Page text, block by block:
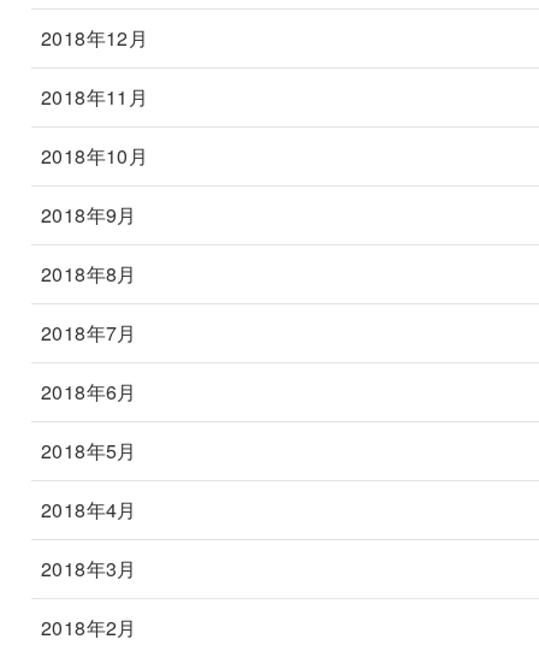
2018年12月
2018年11月
2018年10月
2018年9月
2018年8月
2018年7月
2018年6月
2018年5月
2018年4月
2018年3月
2018年2月